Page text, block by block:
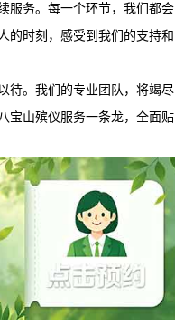
服务。每一个环节，我们都会
的时刻，感受到我们的支持和
待。我们的专业团队，将竭尽
八宝山殡仪服务一条龙，全面贴